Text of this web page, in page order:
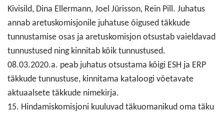
Kivisild, Dina Ellermann, Joel Jürisson, Rein Pill. Juhatus
annab aretuskomisjonile juhatuse õigused täkkude
tunnustamise osas ja aretuskomisjon otsustab vaieldavad
tunnustused ning kinnitab kõik tunnustused.
08.03.2020.a. peab juhatus otsustama kõigi ESH ja ERP
täkkude tunnustuse, kinnitama kataloogi võetavate
aktuaalsete täkkude nimekirja.
15. Hindamiskomisjoni kuuluvad täkuomanikud oma täku